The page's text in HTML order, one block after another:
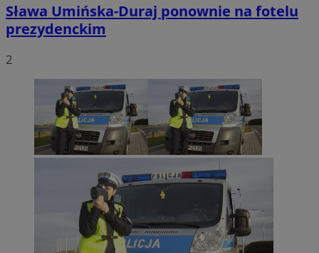
Sława Umińska-Duraj ponownie na fotelu
prezydenckim
2